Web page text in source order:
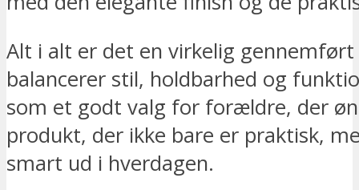
Alt i alt er det en virkelig
balancerer stil, holdbarhed og
som et godt valg for forældre, der
produkt, der ikke bare er praktisk,
smart ud i hverdagen.